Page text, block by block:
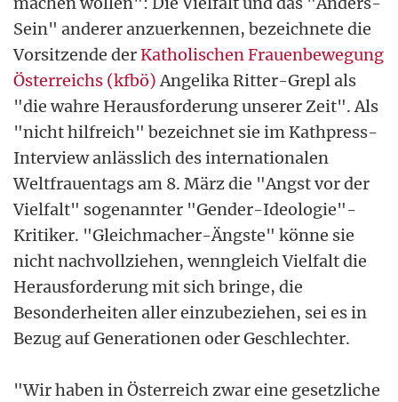
Sein" anderer anzuerkennen, bezeichnete die
Vorsitzende derKatholischen Frauenbewegung
Österreichs (kfbö)Angelika Ritter-Grepl als
"die wahre Herausforderung unserer Zeit". Als
"nicht hilfreich" bezeichnet sie im Kathpress-
Interview anlässlich des internationalen
Weltfrauentags am 8. März die "Angst vor der
Vielfalt" sogenannter "Gender-Ideologie"-
Kritiker. "Gleichmacher-Ängste" könne sie
nicht nachvollziehen, wenngleich Vielfalt die
Herausforderung mit sich bringe, die
Besonderheiten aller einzubeziehen, sei es in
Bezug auf Generationen oder Geschlechter.
"Wir haben in Österreich zwar eine gesetzliche